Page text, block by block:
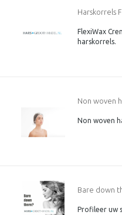
Harskorrels
FlexiWax
harskorrels.
Non woven
Non woven
Bare down
Profileer uw